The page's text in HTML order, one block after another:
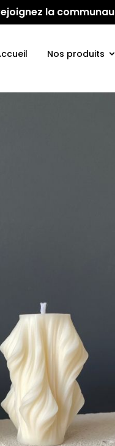
la
Nos produits